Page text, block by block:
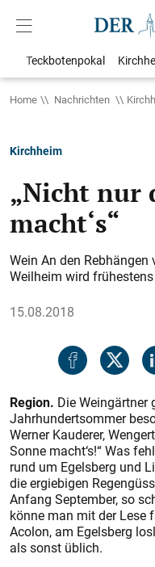
Teckbotenpokal
Home Nachrichten
Kirchheim
„Nicht nur
macht‘s“
Wein An den
Weilheim wird
15.08.2018
Region. Die Weingärtner
Jahrhundertsommer
Werner Kauderer,
Sonne macht‘s!“ Was
rund um Egelsberg und
die ergiebigen
Anfang September, so
könne man mit der Lese
Acolon, am Egelsberg
als sonst üblich.